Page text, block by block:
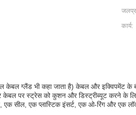
कार्य:
ग्लैंड भी कहा जाता है) केबल और इक्विपमेंट के
पर स्ट्रेस को कुशन और डिस्ट्रीब्यूट करने के
एक सील, एक प्लास्टिक इंसर्ट, एक ओ-रिंग और एक